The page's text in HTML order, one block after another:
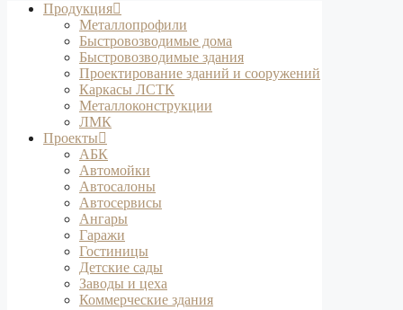
Продукция
Металлопрофили
Быстровозводимые дома
Быстровозводимые здания
Проектирование зданий и сооружений
Каркасы ЛСТК
Металлоконструкции
ЛМК
Проекты
АБК
Автомойки
Автосалоны
Автосервисы
Ангары
Гаражи
Гостиницы
Детские сады
Заводы и цеха
Коммерческие здания